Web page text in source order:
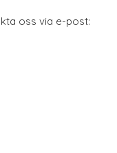
oss via e-post: